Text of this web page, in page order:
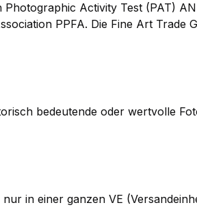
Activity Test (PAT)
PPFA. Die Fine Art Trade
bedeutende oder wertvolle
in einer ganzen VE